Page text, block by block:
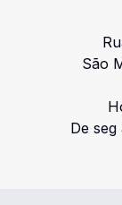
São
De seg